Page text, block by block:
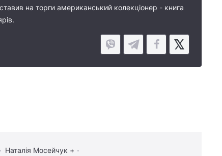
на торги американський колекціонер - книга
Наталія Мосейчук +